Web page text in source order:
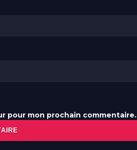
pour mon prochain commentaire.